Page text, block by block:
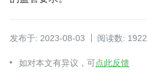
发布于: 2023-08-03 阅读数: 1922
如对本文有异议，可点此反馈